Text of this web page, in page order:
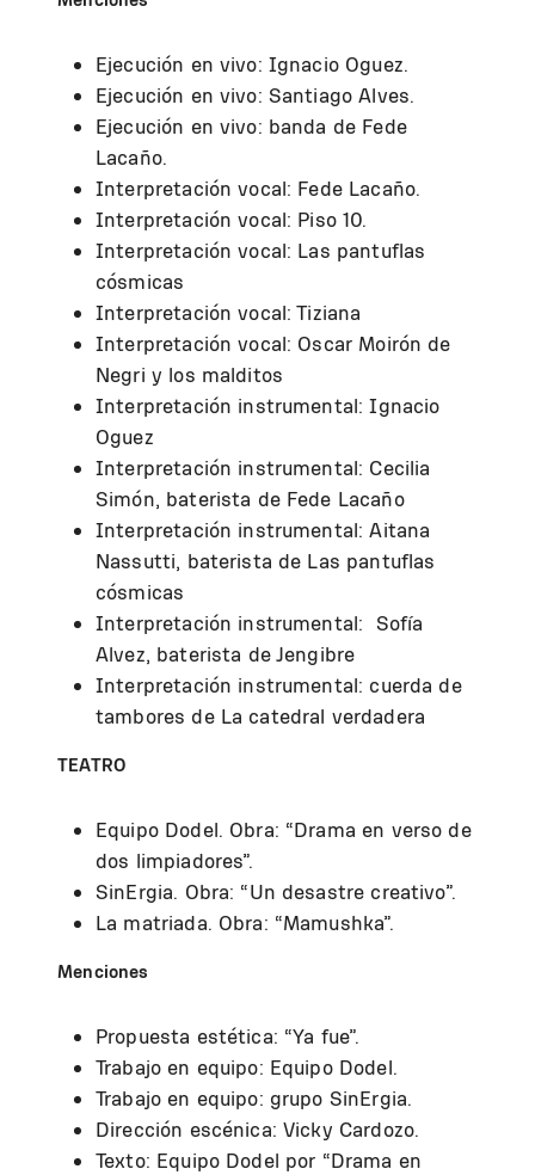
Ejecución en vivo: Ignacio Oguez.
Ejecución en vivo: Santiago Alves.
Ejecución en vivo: banda de Fede
Lacaño.
Interpretación vocal: Fede Lacaño.
Interpretación vocal: Piso 10.
Interpretación vocal: Las pantuflas
cósmicas
Interpretación vocal: Tiziana
Interpretación vocal: Oscar Moirón de
Negri y los malditos
Interpretación instrumental: Ignacio
Oguez
Interpretación instrumental: Cecilia
Simón, baterista de Fede Lacaño
Interpretación instrumental: Aitana
Nassutti, baterista de Las pantuflas
cósmicas
Interpretación instrumental: Sofía
Alvez, baterista de Jengibre
Interpretación instrumental: cuerda de
tambores de La catedral verdadera
TEATRO
Equipo Dodel. Obra: “Drama en verso de
dos limpiadores”.
SinErgia. Obra: “Un desastre creativo”.
La matriada. Obra: “Mamushka”.
Menciones
Propuesta estética: “Ya fue”.
Trabajo en equipo: Equipo Dodel.
Trabajo en equipo: grupo SinErgia.
Dirección escénica: Vicky Cardozo.
Texto: Equipo Dodel por “Drama en